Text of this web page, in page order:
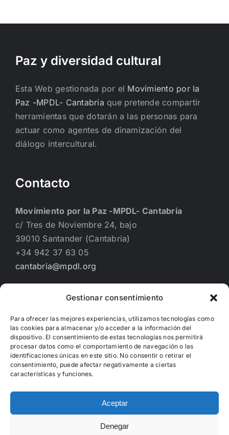
Gestionar consentimiento
Para ofrecer las mejores experiencias, utilizamos tecnologías como
las cookies para almacenar y/o acceder a la información del
dispositivo. El consentimiento de estas tecnologías nos permitirá
procesar datos como el comportamiento de navegación o las
identificaciones únicas en este sitio. No consentir o retirar el
consentimiento, puede afectar negativamente a ciertas
características y funciones.
Aceptar
Denegar
Paz y diversidad cultural
Esta Web gestionada por el Movimiento por la
Paz -MPDL- Cantabria que pretende compartir
herramientas que dotarán a las personas para
actuar como agentes de dinamización del
diálogo intercultural.
Contacto
Movimiento por la Paz -MPDL- Cantabria
c/ Tres de Noviembre 24, bajo
39010 Santander (Cantabria)
+34 942 37 63 05
cantabria@mpdl.org
Financiado por